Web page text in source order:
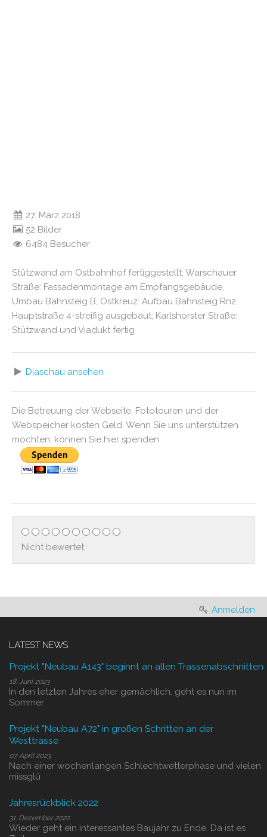
27. März 2018
52 Bilder
6484 Besucher
Stützwand am Ostbahnhof fertiggestellt; Warschauer
Straße: Fassadenmontage am Empfangsgebäude,
Umbau Bahnsteig B; Ostkreuz: Aufbau Bahnsteig Rn2,
Hauptstraße 4-streifig ausgebaut; Karlshorster Straße:
Stützwand und Viadukt fertig
Diaschau ansehen
Die Betreuung der Webseite, Fototouren und der
Webspeicher kosten Geld. Wenn Sie uns unterstützen
möchten, können Sie hier spenden.
Nicht bewertet
Anmelden
LATEST NEWS
Projekt "Neubau A143" beginnt an allen Trassenabschnitten
18. Juni 2023
In den letzten Jahres eher gemächlich, geht es nun im
Sommer
Projekt "Neubau A72" in großen Schritten an der
Westtrasse
07. April 2023
Nach einer wochenlangen Schlechtwetterphase und vielen
missglü
Jahresrückblick 2022
31. Dezember 2022
Wieder geht ein interessantes Baujahr zu Ende. Da ist es